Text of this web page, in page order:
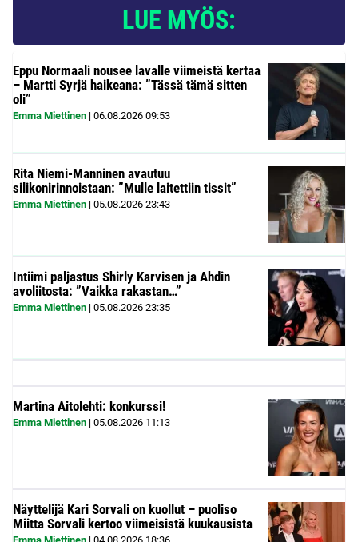
LUE MYÖS:
Eppu Normaali nousee lavalle viimeistä kertaa
– Martti Syrjä haikeana: ”Tässä tämä sitten
oli”
Emma Miettinen | 06.08.2026 09:53
Rita Niemi-Manninen avautuu
silikonirinnoistaan: ”Mulle laitettiin tissit”
Emma Miettinen | 05.08.2026 23:43
Intiimi paljastus Shirly Karvisen ja Ahdin
avoliitosta: ”Vaikka rakastan…”
Emma Miettinen | 05.08.2026 23:35
Martina Aitolehti: konkurssi!
Emma Miettinen | 05.08.2026 11:13
Näyttelijä Kari Sorvali on kuollut – puoliso
Miitta Sorvali kertoo viimeisistä kuukausista